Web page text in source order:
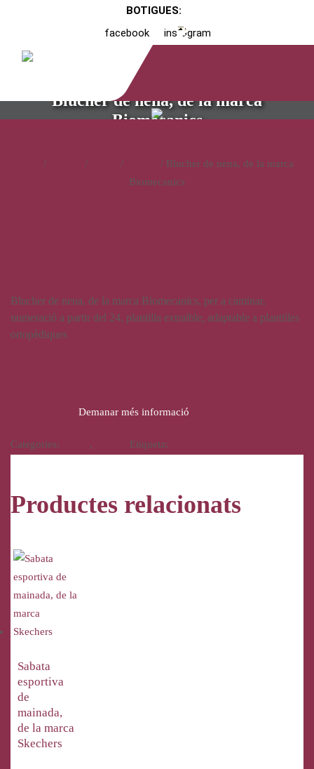
BOTIGUES:
facebook
instagram
Blucher de nena, de la marca
Biomecanics
/ / /
/ Blucher de nena, de la marca
Biomecanics
Blucher de nena, de la marca Biomecanics, per a caminar,
numeració a partir del 24, plantilla extraïble, adaptable a plantilles
ortopèdiques
Demanar més informació
Categories: , Etiqueta:
Productes relacionats
Sabata
esportiva
de
mainada,
de la marca
Skechers